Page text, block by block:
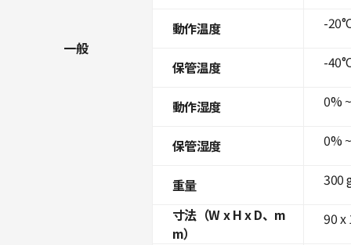
一般
動作温度
保管温度
動作湿度
保管湿度
重量
寸法（W x H x D、m
m）
-
-
0%
0%
300
90 x